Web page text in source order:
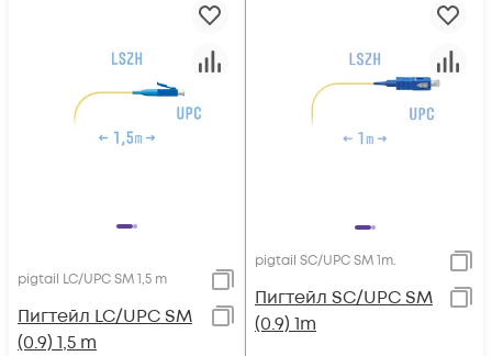
pigtail LC/UPC SM 1,5 m
Пигтейл LC/UPC SM
(0.9) 1,5 m
pigtail SC/UPC SM 1m.
Пигтейл SC/UPC SM
(0.9) 1m